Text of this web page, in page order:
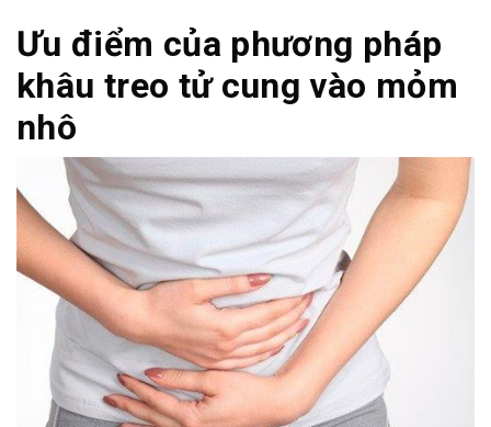
Ưu điểm của phương pháp
khâu treo tử cung vào mỏm
nhô